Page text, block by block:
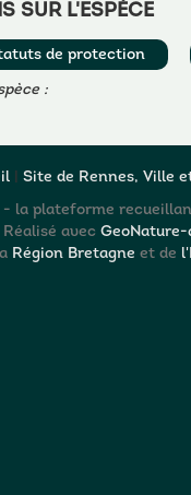
SUR L'ESPÈCE
de protection
:
| Site de Rennes, Ville
- la plateforme
Réalisé avec
Région Bretagne et de